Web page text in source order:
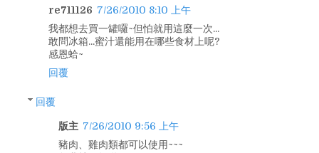
re711126 7/26/2010 8:10 上午
我都想去買一罐囉~但怕就用這麼一次...
敢問冰箱...蜜汁還能用在哪些食材上呢?
感恩蛤~
回覆
回覆
版主 7/26/2010 9:56 上午
豬肉、雞肉類都可以使用~~~